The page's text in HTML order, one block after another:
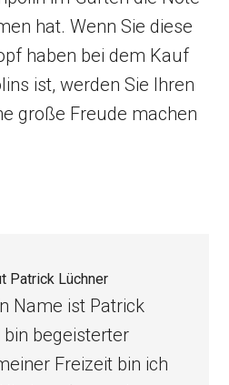
hat. Wenn Sie diese
haben bei dem Kauf
ist, werden Sie Ihren
große Freude machen
Patrick Lüchner
Name ist Patrick
bin begeisterter
Freizeit bin ich